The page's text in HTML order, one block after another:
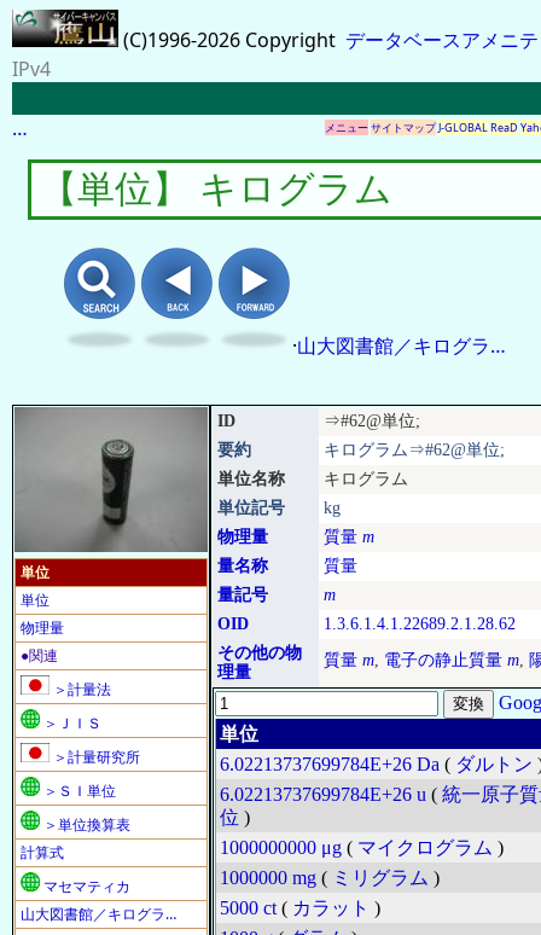
(C)1996-2026 Copyright データベースアメニ
IPv4
… メニューサイトマップJ-GLOBALReaD
【単位】 キログラム
·山大図書館／キログラ…
単位
単位
物理量
●関連
＞計量法
＞ＪＩＳ
＞計量研究所
＞ＳＩ単位
＞単位換算表
計算式
マセマティカ
山大図書館／キログラ…
ID
⇒#62@単位;
要約
キログラム⇒#62@単位;
単位名称
キログラム
単位記号
kg
物理量
質量 m
量名称
質量
量記号
m
OID
1.3.6.1.4.1.22689.2.1.28.62
その他の物
理量
質量 m 電子の静止質量 m
単位
6.02213737699784E+26 Da ( ダルトン
6.02213737699784E+26 u ( 統一原子
位 )
1000000000 μg ( マイクログラム )
1000000 mg ( ミリグラム )
5000 ct ( カラット )